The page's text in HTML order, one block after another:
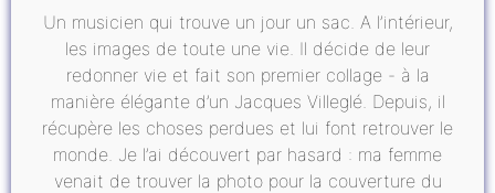
Un musicien qui trouve un jour un sac. A l’intérieur,
les images de toute une vie. Il décide de leur
redonner vie et fait son premier collage - à la
manière élégante d’un Jacques Villeglé. Depuis, il
récupère les choses perdues et lui font retrouver le
monde. Je l’ai découvert par hasard : ma femme
venait de trouver la photo pour la couverture du